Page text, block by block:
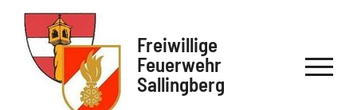
Freiwillige
Feuerwehr
Sallingberg